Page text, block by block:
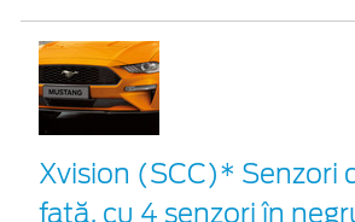
Xvision (SCC)* Senzori
faţă, cu 4 senzori în